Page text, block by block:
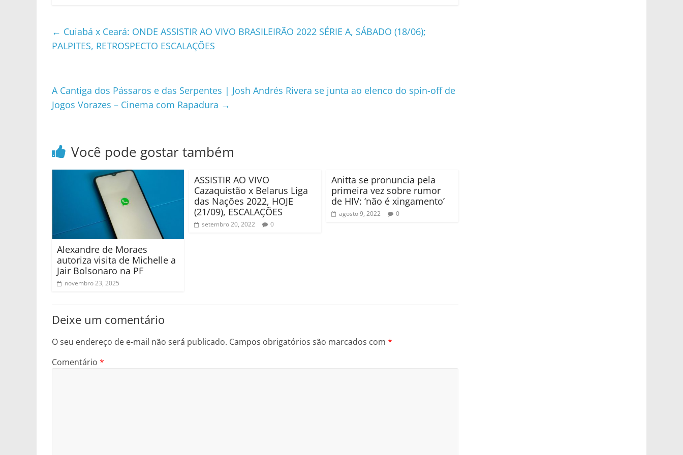
← Cuiabá x Ceará: ONDE ASSISTIR AO VIVO BRASILEIRÃO 2022 SÉRIE A, SÁBADO (18/06);
PALPITES, RETROSPECTO ESCALAÇÕES
A Cantiga dos Pássaros e das Serpentes | Josh Andrés Rivera se junta ao elenco do spin-off de
Jogos Vorazes – Cinema com Rapadura →
Você pode gostar também
Alexandre de Moraes
autoriza visita de Michelle a
Jair Bolsonaro na PF
novembro 23, 2025
ASSISTIR AO VIVO
Cazaquistão x Belarus Liga
das Nações 2022, HOJE
(21/09), ESCALAÇÕES
setembro 20, 2022 0
Anitta se pronuncia pela
primeira vez sobre rumor
de HIV: ‘não é xingamento’
agosto 9, 2022 0
Deixe um comentário
O seu endereço de e-mail não será publicado. Campos obrigatórios são marcados com *
Comentário *